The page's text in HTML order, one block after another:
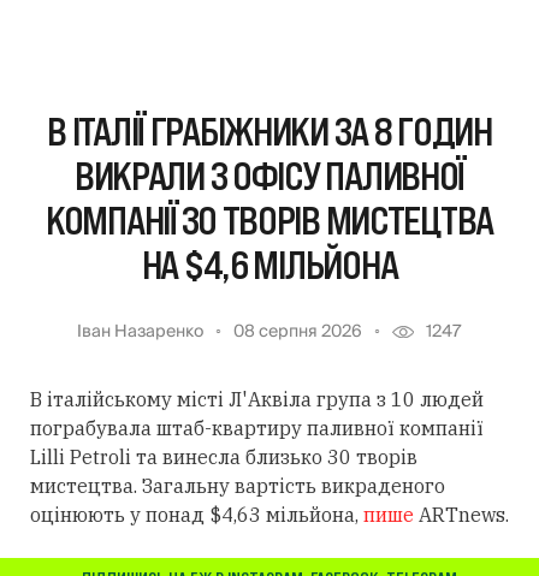
В ІТАЛІЇ ГРАБІЖНИКИ ЗА 8 ГОДИН
ВИКРАЛИ З ОФІСУ ПАЛИВНОЇ
КОМПАНІЇ 30 ТВОРІВ МИСТЕЦТВА
НА $4,6 МІЛЬЙОНА
Іван Назаренко 08 серпня 2026 1247
В італійському місті Л'Аквіла група з 10 людей
пограбувала штаб-квартиру паливної компанії
Lilli Petroli та винесла близько 30 творів
мистецтва. Загальну вартість викраденого
оцінюють у понад $4,63 мільйона, пише ARTnews.